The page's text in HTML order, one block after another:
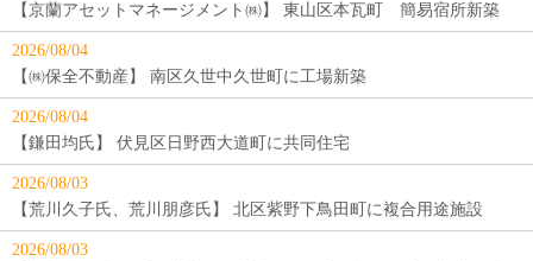
【京蘭アセットマネージメント㈱】 東山区本瓦町 簡易宿所新築
2026/08/04
【㈱保全不動産】 南区久世中久世町に工場新築
2026/08/04
【鎌田均氏】 伏見区日野西大道町に共同住宅
2026/08/03
【荒川久子氏、荒川朋彦氏】 北区紫野下鳥田町に複合用途施設
2026/08/03